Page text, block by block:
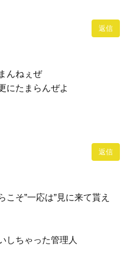
返信
んねぇぜ
にたまらんぜよ
返信
そ”一応は”見に来て貰え
しちゃった管理人